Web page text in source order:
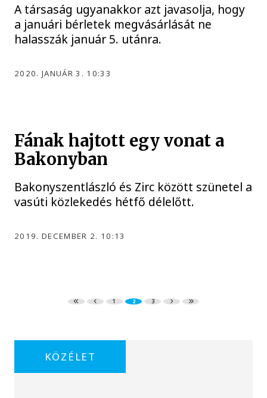
A társaság ugyanakkor azt javasolja, hogy
a januári bérletek megvásárlását ne
halasszák január 5. utánra.
2020. JANUÁR 3. 10:33
Fának hajtott egy vonat a
Bakonyban
Bakonyszentlászló és Zirc között szünetel a
vasúti közlekedés hétfő délelőtt.
2019. DECEMBER 2. 10:13
1 2 3
KÖZÉLET